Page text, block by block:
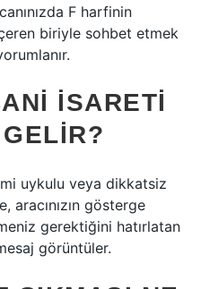
F harfinin
biriyle sohbet etmek
ISARETI
uykulu veya dikkatsiz
aracınızın gösterge
gerektiğini hatırlatan
görüntüler.